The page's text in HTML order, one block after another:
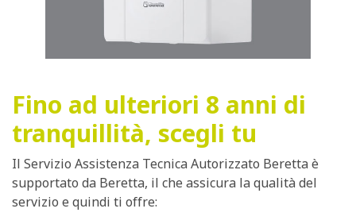
Fino ad ulteriori 8 anni di
tranquillità, scegli tu
Il Servizio Assistenza Tecnica Autorizzato Beretta è
supportato da Beretta, il che assicura la qualità del
servizio e quindi ti offre: